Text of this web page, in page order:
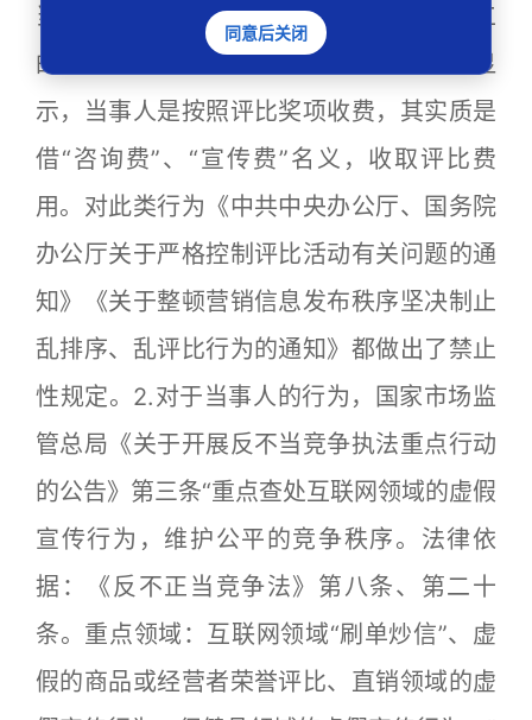
当事人向参评企业发放的“申报流程”、员工
的聊天记录和我局调查的13家企业情况显
示，当事人是按照评比奖项收费，其实质是
借“咨询费”、“宣传费”名义，收取评比费
用。对此类行为《中共中央办公厅、国务院
办公厅关于严格控制评比活动有关问题的通
知》《关于整顿营销信息发布秩序坚决制止
乱排序、乱评比行为的通知》都做出了禁止
性规定。2.对于当事人的行为，国家市场监
管总局《关于开展反不当竞争执法重点行动
的公告》第三条“重点查处互联网领域的虚假
宣传行为，维护公平的竞争秩序。法律依
据：《反不正当竞争法》第八条、第二十
条。重点领域：互联网领域“刷单炒信”、虚
假的商品或经营者荣誉评比、直销领域的虚
同意后关闭